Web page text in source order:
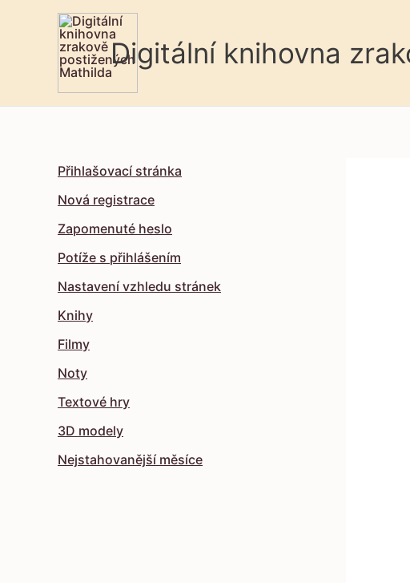
Digitální knihovna
Přihlašovací stránka
Nová registrace
Zapomenuté heslo
Potíže s přihlášením
Nastavení vzhledu stránek
Knihy
Filmy
Noty
Textové hry
3D modely
Nejstahovanější měsíce